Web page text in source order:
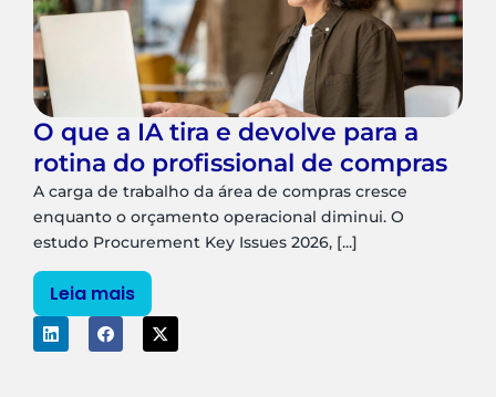
O que a IA tira e devolve para a
rotina do profissional de compras
A carga de trabalho da área de compras cresce
enquanto o orçamento operacional diminui. O
estudo Procurement Key Issues 2026, [...]
Leia mais